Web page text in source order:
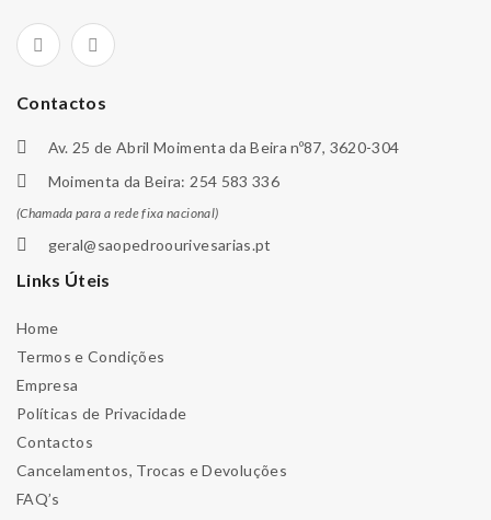
Contactos
Av. 25 de Abril Moimenta da Beira nº87, 3620-304
Moimenta da Beira: 254 583 336
(Chamada para a rede fixa nacional)
geral@saopedroourivesarias.pt
Links Úteis
Home
Termos e Condições
Empresa
Políticas de Privacidade
Contactos
Cancelamentos, Trocas e Devoluções
FAQ’s